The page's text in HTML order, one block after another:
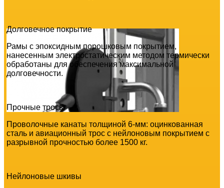
Долговечное покрытие
Рамы с эпоксидным порошковым покрытием,
нанесенным электростатическим методом термически
обработаны для обеспечения максимальной
долговечности.
Прочные тросы
Проволочные канаты толщиной 6-мм: оцинкованная
сталь и авиационный трос с нейлоновым покрытием с
разрывной прочностью более 1500 кг.
Нейлоновые шкивы